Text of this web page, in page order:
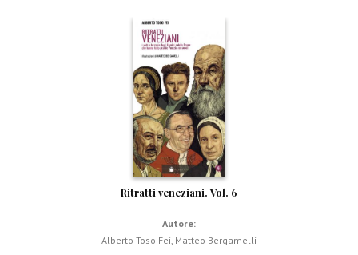
Ritratti veneziani. Vol. 6
Autore:
Alberto Toso Fei, Matteo Bergamelli